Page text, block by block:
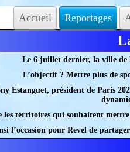
Accueil Reportages
Le 6 juillet dernier, la ville de
L’objectif ? Mettre plus de
Estanguet, président de Paris
les territoires qui souhaitent
l’occasion pour Revel de